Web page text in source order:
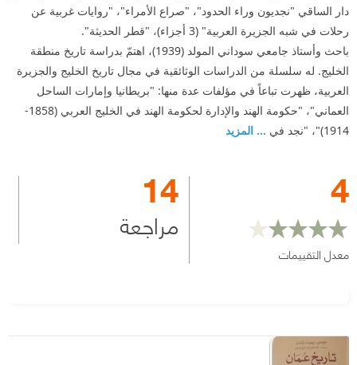
دار الساقي "نجديون وراء الحدود"، "صراع الأمراء"، "روايات غربية عن
رحلات في شبه الجزيرة العربية" (3 أجزاء)، "قطر الحديثة".
باحث وأستاذ جامعي سوداني المولد (1939)، اهتمّ بدراسة تاريخ منطقة
الخليج. له سلسلة من الدراسات الوثائقية في مجال تاريخ الخليج والجزيرة
العربية، ظهرت تباعاً في مؤلفات عدة منها: "بريطانيا وإمارات الساحل
العماني"، "حكومة الهند والإدارة لحكومة الهند في الخليج العربي (1858-
1914)"، "نجد في
... المزيد
4
معدل التقييمات
14
مراجعة